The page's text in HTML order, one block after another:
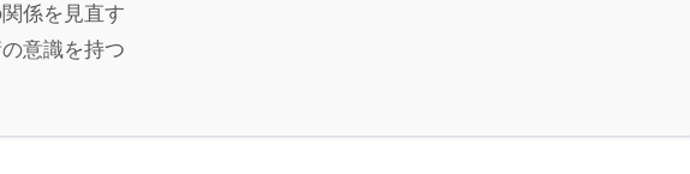
係を見直す
意識を持つ